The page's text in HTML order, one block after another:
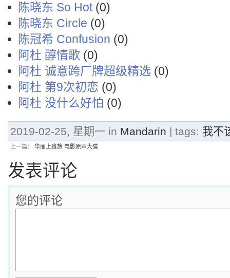
陈晓东 So Hot(0)
陈晓东 Circle (0)
陈冠希 Confusion (0)
阿杜 醇情歌 (0)
阿杜 诚意跨厂牌超级精选 (0)
阿杜 第9次初恋 (0)
阿杜 没什么好怕 (0)
2019-02-25, 星期一 in Mandarin | tags: 我不
上一篇： 华丽上班族 电影原声大碟
发表评论
您的评论